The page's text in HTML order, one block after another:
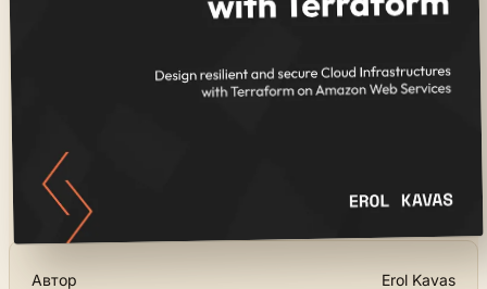
Автор Erol Kavas